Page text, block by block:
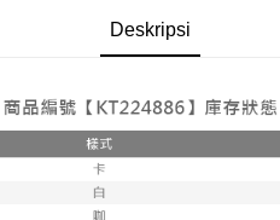
yang dikenakan adalah tertakluk
pada halaman pengesahan transaksi
Jika transaksi tidak disahkan dalam
akan dibatalkan secara automatik.
peringkat "semakan manual", ini
tidak dipenuhi; butiran penilaian
5. Tiada bayaran diperlukan apabila
pembayaran di empat kedai
Sila ambil perhatian bahawa tempoh
bagaimanapun, bagi mereka yang
dan mendaftar sebagai ahli AFTEE
sehingga 45 hari.
NT$1,600 atau lebih
已關閉，請勿下單
NT$10,000/pesanan
Deskripsi